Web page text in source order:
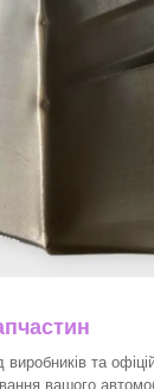
та
вашого